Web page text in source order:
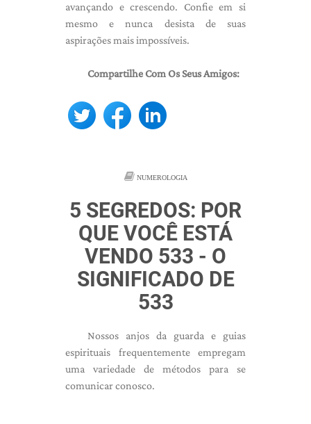
avançando e crescendo. Confie em si
mesmo e nunca desista de suas
aspirações mais impossíveis.
Compartilhe Com Os Seus Amigos:
NUMEROLOGIA
5 SEGREDOS: POR
QUE VOCÊ ESTÁ
VENDO 533 - O
SIGNIFICADO DE
533
Nossos anjos da guarda e guias
espirituais frequentemente empregam
uma variedade de métodos para se
comunicar conosco.